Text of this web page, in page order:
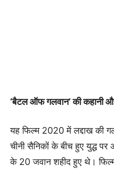
‘बैटल ऑफ गलवान’ की कहानी
यह फिल्म 2020 में लद्दाख की
चीनी सैनिकों के बीच हुए युद्ध
के 20 जवान शहीद हुए थे।